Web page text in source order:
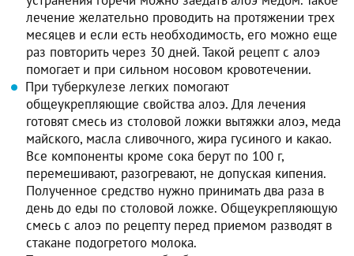
лечение желательно проводить на протяжении трех
месяцев и если есть необходимость, его можно еще
раз повторить через 30 дней. Такой рецепт с алоэ
помогает и при сильном носовом кровотечении.
При туберкулезе легких помогают
общеукрепляющие свойства алоэ. Для лечения
готовят смесь из столовой ложки вытяжки алоэ, меда
майского, масла сливочного, жира гусиного и какао.
Все компоненты кроме сока берут по 100 г,
перемешивают, разогревают, не допуская кипения.
Полученное средство нужно принимать два раза в
день до еды по столовой ложке. Общеукрепляющую
смесь с алоэ по рецепту перед приемом разводят в
стакане подогретого молока.